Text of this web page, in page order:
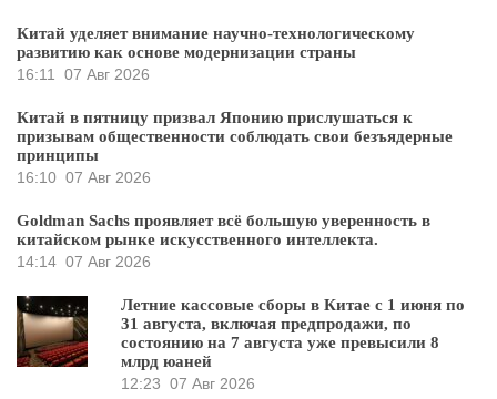
Китай уделяет внимание научно-технологическому
развитию как основе модернизации страны
16:11
07 Авг 2026
Китай в пятницу призвал Японию прислушаться к
призывам общественности соблюдать свои безъядерные
принципы
16:10 07 Авг 2026
Goldman Sachs проявляет всё большую уверенность в
китайском рынке искусственного интеллекта.
14:14 07 Авг 2026
Летние кассовые сборы в Китае с 1 июня по
31 августа, включая предпродажи, по
состоянию на 7 августа уже превысили 8
млрд юаней
12:23 07 Авг 2026